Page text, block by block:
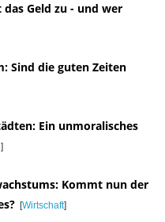
Geld zu - und wer
Sind die guten Zeiten
Ein unmoralisches
]
Kommt nun der
[Wirtschaft]